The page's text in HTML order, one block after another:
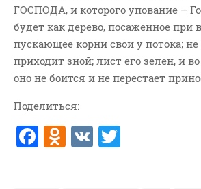
РУБРИКИ
Аудио
Беседы По Бытие
Изображения
Информация
История-Свидетельство
ГОСПОДА, и которого упование –
будет как дерево, посаженное при
пускающее корни свои у потока; не
приходит зной; лист его зелен, и
оно не боится и не перестает
Поделиться:
F
a
O
d
V
K